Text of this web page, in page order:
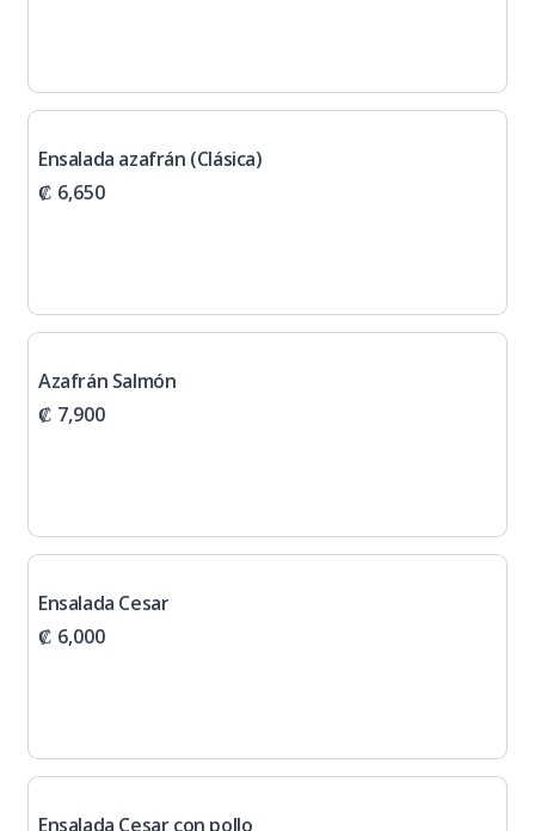
Ensalada azafrán (Clásica)
₡ 6,650
Azafrán Salmón
₡ 7,900
Ensalada Cesar
₡ 6,000
Ensalada Cesar con pollo